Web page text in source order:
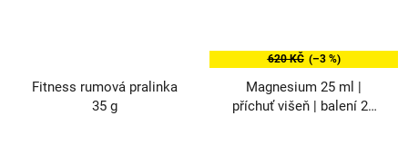
Fitness rumová pralinka
35 g
620 KČ (–3 %)
Magnesium 25 ml |
příchuť višeň | balení 20